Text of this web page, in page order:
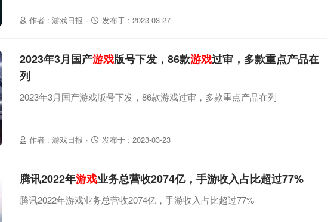
作者 : 游戏日报 · 发布于 : 2023-03-27
作者 : 游戏日报 · 发布于 : 2023-03-23
2023年3月国产游戏版号下发，86款游戏过审，多款重点产品在
列
2023年3月国产游戏版号下发，86款游戏过审，多款重点产品在列
腾讯2022年游戏业务总营收2074亿，手游收入占比超过77%
腾讯2022年游戏业务总营收2074亿，手游收入占比超过77%